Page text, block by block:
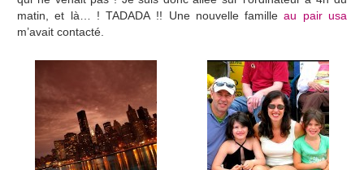
matin, et là… ! TADADA !! Une nouvelle familleau pair usa
m’avait contacté.